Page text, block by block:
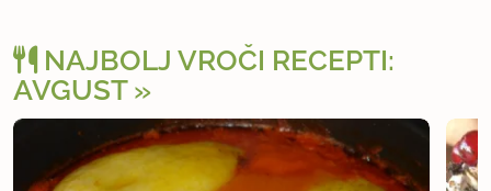
NAJBOLJ VROČI RECEPTI:
AVGUST